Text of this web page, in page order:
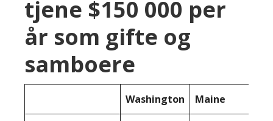
tjene $150 000 per
år som gifte og
samboere
Washington Maine